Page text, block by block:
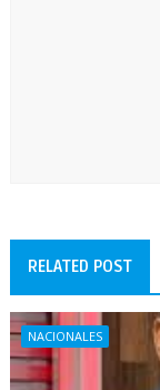
RELATED POST
NACIONALES